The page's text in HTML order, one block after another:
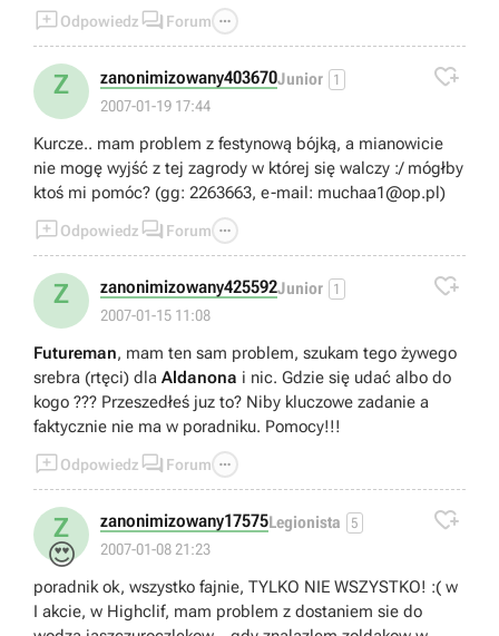
Odpowiedz  Forum 
Z zanonimizowany403670Junior 1
2007-01-19 17:44

Kurcze.. mam problem z festynową bójką, a mianowicie
nie mogę wyjść z tej zagrody w której się walczy :/ mógłby
ktoś mi pomóc? (gg: 2263663, e-mail: muchaa1@op.pl)
Odpowiedz  Forum 
Z zanonimizowany425592Junior 1
2007-01-15 11:08

Futureman, mam ten sam problem, szukam tego żywego
srebra (rtęci) dla Aldanona i nic. Gdzie się udać albo do
kogo ??? Przeszedłeś juz to? Niby kluczowe zadanie a
faktycznie nie ma w poradniku. Pomocy!!!
Odpowiedz  Forum 
Z
😍
zanonimizowany17575Legionista 5
2007-01-08 21:23

poradnik ok, wszystko fajnie, TYLKO NIE WSZYSTKO! :( w
I akcie, w Highclif, mam problem z dostaniem sie do